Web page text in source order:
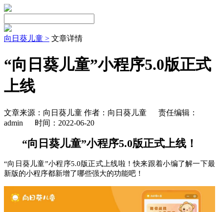
向日葵儿童 > 文章详情
“向日葵儿童”小程序5.0版正式
上线
文章来源：向日葵儿童 作者：向日葵儿童
责任编辑：
admin
时间：2022-06-20
“向日葵儿童”小程序5.0版正式上线！
“向日葵儿童”小程序5.0版正式上线啦！快来跟着小编了解一下最
新版的小程序都新增了哪些强大的功能吧！